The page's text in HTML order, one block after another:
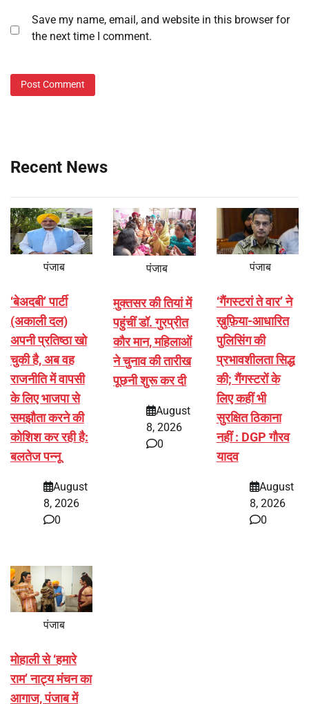
Save my name, email, and website in this browser for
the next time I comment.
Recent News
पंजाब
‘बेअदबी’ पार्टी
(अकाली दल)
अपनी प्रतिष्ठा खो
चुकी है, अब वह
राजनीति में वापसी
के लिए भाजपा से
समझौता करने की
कोशिश कर रही है:
बलतेज पन्नू
August
8, 2026
0
पंजाब
मुक्तसर की तियां में
पहुंचीं डॉ. गुरप्रीत
कौर मान, महिलाओं
ने चुनाव की तारीख
पूछनी शुरू कर दी
August
8, 2026
0
पंजाब
‘गैंगस्टरां ते वार’ ने
ख़ुफ़िया-आधारित
पुलिसिंग की
प्रभावशीलता सिद्ध
की; गैंगस्टरों के
लिए कहीं भी
सुरक्षित ठिकाना
नहीं : DGP गौरव
यादव
August
8, 2026
0
पंजाब
मोहाली से ‘हमारे
राम’ नाट्य मंचन का
आगाज, पंजाब में